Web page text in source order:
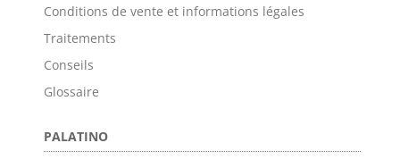
Conditions de vente et informations légales
Traitements
Conseils
Glossaire
PALATINO